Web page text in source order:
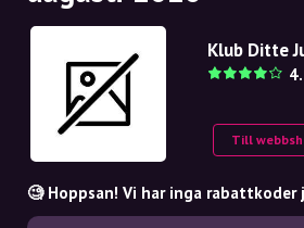
NL
Klub Ditte
Till
🧐 Hoppsan! Vi har inga rabattkoder